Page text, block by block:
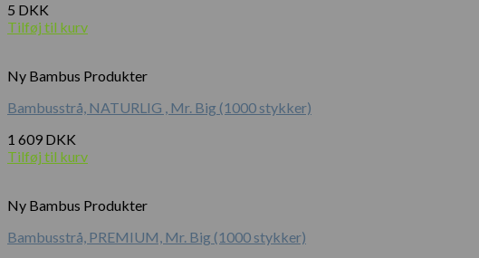
5 DKK
Tilføj til kurv
Ny Bambus Produkter
Bambusstrå, NATURLIG , Mr. Big (1000 stykker)
1 609 DKK
Tilføj til kurv
Ny Bambus Produkter
Bambusstrå, PREMIUM, Mr. Big (1000 stykker)